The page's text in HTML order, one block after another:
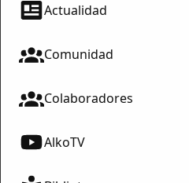
Actualidad
Comunidad
Colaboradores
AlkoTV